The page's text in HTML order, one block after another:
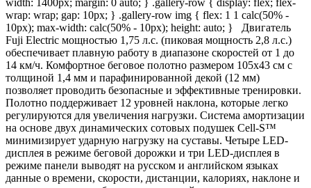
width: 1400px; margin: 0 auto; } .gallery-row { display: flex; flex-
wrap: wrap; gap: 10px; } .gallery-row img { flex: 1 1 calc(50% -
10px); max-width: calc(50% - 10px); height: auto; } Двигатель
Fuji Electric мощностью 1,75 л.с. (пиковая мощность 2,8 л.с.)
обеспечивает плавную работу в диапазоне скоростей от 1 до
14 км/ч. Комфортное беговое полотно размером 105х43 см с
толщиной 1,4 мм и парафинированной декой (12 мм)
позволяет проводить безопасные и эффективные тренировки.
Полотно поддерживает 12 уровней наклона, которые легко
регулируются для увеличения нагрузки. Система амортизации
на основе двух динамических сотовых подушек Cell-S™
минимизирует ударную нагрузку на суставы. Четыре LED-
дисплея в режиме беговой дорожки и три LED-дисплея в
режиме панели выводят на русском и английском языках
данные о времени, скорости, дистанции, калориях, наклоне и